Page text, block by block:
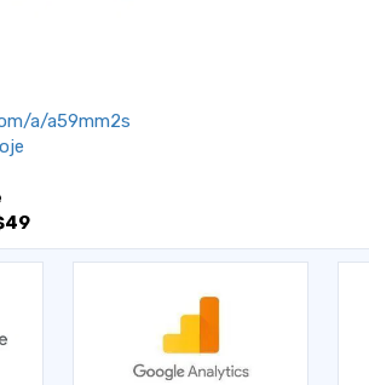
a/a59mm2s